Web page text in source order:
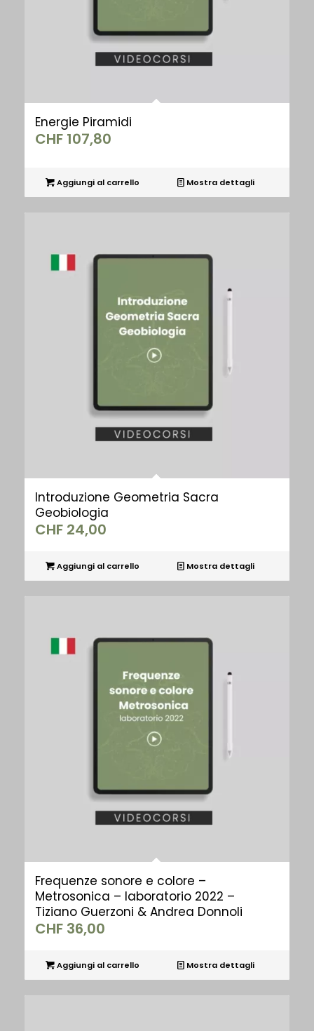
Energie Piramidi
CHF107,80
Aggiungi al carrello Mostra dettagli
Introduzione Geometria Sacra
Geobiologia
CHF24,00
Aggiungi al carrello Mostra dettagli
Frequenze sonore e colore –
Metrosonica – laboratorio 2022 –
Tiziano Guerzoni & Andrea Donnoli
CHF36,00
Aggiungi al carrello Mostra dettagli